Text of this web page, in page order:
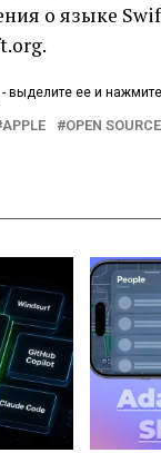
о языке
выделите ее и
APPLE OPEN SOURCE